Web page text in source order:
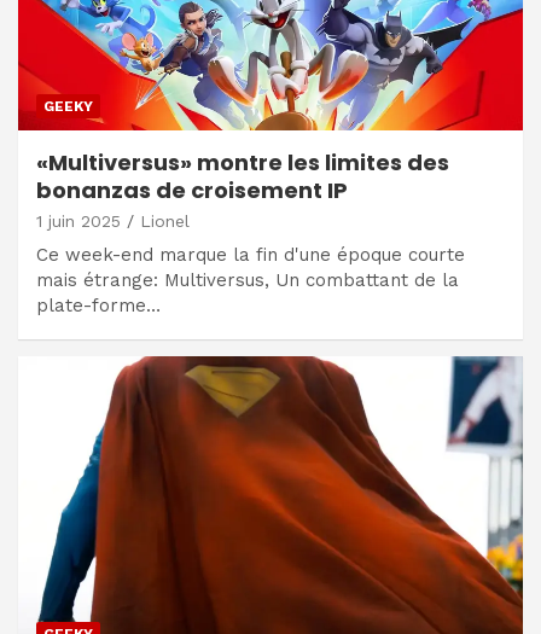
GEEKY
«Multiversus» montre les limites des
bonanzas de croisement IP
1 juin 2025 Lionel
Ce week-end marque la fin d'une époque courte
mais étrange: Multiversus, Un combattant de la
plate-forme…